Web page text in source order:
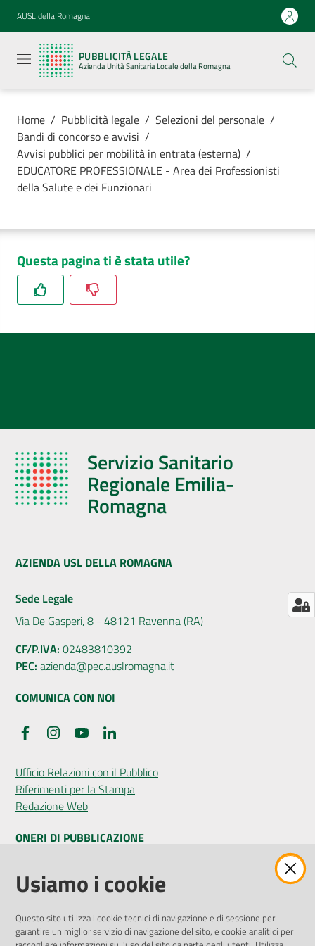
Vai al contenuto
Vai alla navigazione
Vai al footer
AUSL della Romagna
PUBBLICITÀ LEGALE
Azienda Unità Sanitaria Locale della Romagna
legale
Azienda
Unità
Locale della
Azienda
Servizi
Luoghi di
cura
AUSL
Home / Pubblicità legale / Selezioni del personale /
Bandi di concorso e avvisi /
Avvisi pubblici per mobilità in entrata (esterna) /
EDUCATORE PROFESSIONALE - Area dei Professionisti
della Salute e dei Funzionari
Questa pagina ti è stata utile?
Servizio Sanitario
Regionale Emilia-
Romagna
AZIENDA USL DELLA ROMAGNA
Sede Legale
Via De Gasperi, 8 - 48121 Ravenna (RA)
CF/P.IVA: 02483810392
PEC: azienda@pec.auslromagna.it
COMUNICA CON NOI
FacebookInstagramYouTube
Ufficio Relazioni con il Pubblico
Riferimenti per la Stampa
Redazione Web
ONERI DI PUBBLICAZIONE
Amministrazione Trasparente
Pubblicità legale
Privacy Policy
Attuazione Misure PNRR
Usiamo i cookie
Questo sito utilizza i cookie tecnici di navigazione e di sessione per
garantire un miglior servizio di navigazione del sito, e cookie analitici per